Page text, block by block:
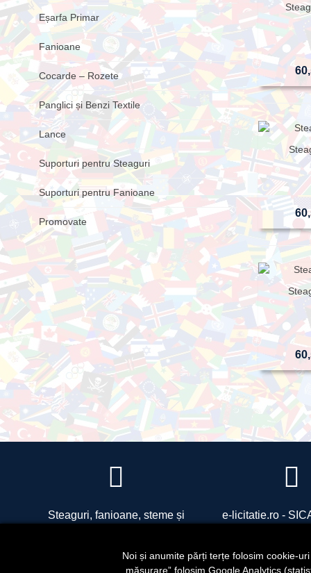
Eșarfa Primar
Fanioane
Cocarde – Rozete
Panglici și Benzi Textile
Lance
Suporturi pentru Steaguri
Suporturi pentru Fanioane
Promovate
Steaguri, fanioane, steme și
office@sidro.ro
e-licitatie.ro -
Noi și anumite părți terțe folosim cookie-
„măsurare” folosim Google Analytics